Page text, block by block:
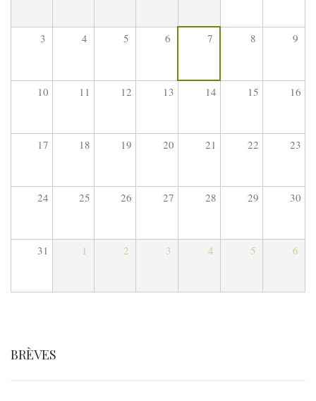
3 4 5 6 7 8 9
10 11 12 13 14 15 16
17 18 19 20 21 22 23
24 25 26 27 28 29 30
31 1 2 3 4 5 6
BRÈVES